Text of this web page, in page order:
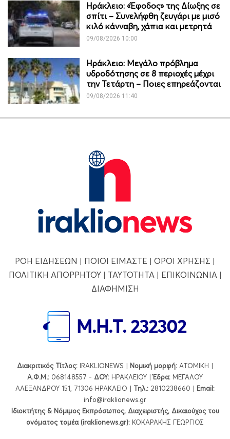
Ηράκλειο: «Έφοδος» της Δίωξης σε
σπίτι – Συνελήφθη ζευγάρι με μισό
κιλό κάνναβη, χάπια και μετρητά
09/08/2026 10:00
Ηράκλειο: Μεγάλο πρόβλημα
υδροδότησης σε 8 περιοχές μέχρι
την Τετάρτη – Ποιες επηρεάζονται
09/08/2026 11:40
ΡΟΗ ΕΙΔΗΣΕΩΝ | ΠΟΙΟΙ ΕΙΜΑΣΤΕ | ΟΡΟΙ ΧΡΗΣΗΣ |
ΠΟΛΙΤΙΚΗ ΑΠΟΡΡΗΤΟΥ| ΤΑΥΤΟΤΗΤΑ | ΕΠΙΚΟΙΝΩΝΙΑ |
ΔΙΑΦΗΜΙΣΗ
Διακριτικός Τίτλος: IRAKLIONEWS | Νομική μορφή: ΑΤΟΜΙΚΗ |
Α.Φ.Μ.: 068148557 - ΔΟΥ: ΗΡΑΚΛΕΙΟΥ |Έδρα: ΜΕΓΑΛΟΥ
ΑΛΕΞΑΝΔΡΟΥ 151, 71306 ΗΡΑΚΛΕΙΟ | Τηλ.: 2810238660 | Εmail:
info@iraklionews.gr
Ιδιοκτήτης & Νόμιμος Εκπρόσωπος, Διαχειριστής, Δικαιούχος του
ονόματος τομέα (iraklionews.gr): ΚΟΚΑΡΑΚΗΣ ΓΕΩΡΓΙΟΣ